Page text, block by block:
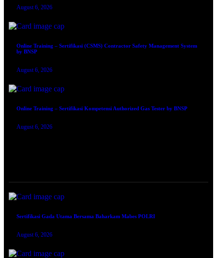
August 6, 2026
Online Training – Sertifikasi (CSMS) Contractor Safety Management System
by BNSP
August 6, 2026
Online Training – Sertifikasi Kompetensi Authorized Gas Tester by BNSP
August 6, 2026
Sertifikasi Gada Utama Bersama Baharkam Mabes POLRI
August 6, 2026